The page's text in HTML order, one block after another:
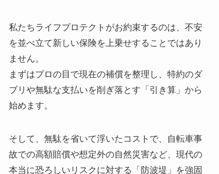
私たちライフプロテクトがお約束するのは、不安
を並べ立て新しい保険を上乗せすることではあり
ません。
まずはプロの目で現在の補償を整理し、特約のダ
ブリや無駄な支払いを削ぎ落とす「引き算」から
始めます。
そして、無駄を省いて浮いたコストで、自転車事
故での高額賠償や想定外の自然災害など、現代の
本当に恐ろしいリスクに対する「防波堤」を強固